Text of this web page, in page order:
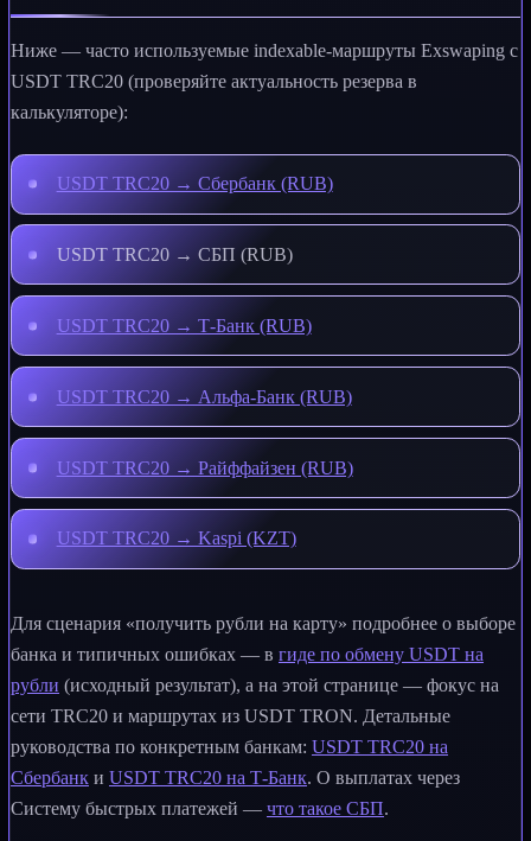
Ниже — часто используемые indexable-маршруты Exswaping с
USDT TRC20 (проверяйте актуальность резерва в
калькуляторе):
USDT TRC20 → Сбербанк (RUB)
USDT TRC20 → СБП (RUB)
USDT TRC20 → Т‑Банк (RUB)
USDT TRC20 → Альфа‑Банк (RUB)
USDT TRC20 → Райффайзен (RUB)
USDT TRC20 → Kaspi (KZT)
Для сценария «получить рубли на карту» подробнее о выборе
банка и типичных ошибках — в гиде по обмену USDT на
рубли (исходный результат), а на этой странице — фокус на
сети TRC20 и маршрутах из USDT TRON. Детальные
руководства по конкретным банкам: USDT TRC20 на
Сбербанк и USDT TRC20 на Т‑Банк. О выплатах через
Систему быстрых платежей — что такое СБП.